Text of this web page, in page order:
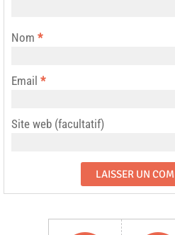
Nom *
Email *
Site web (facultatif)